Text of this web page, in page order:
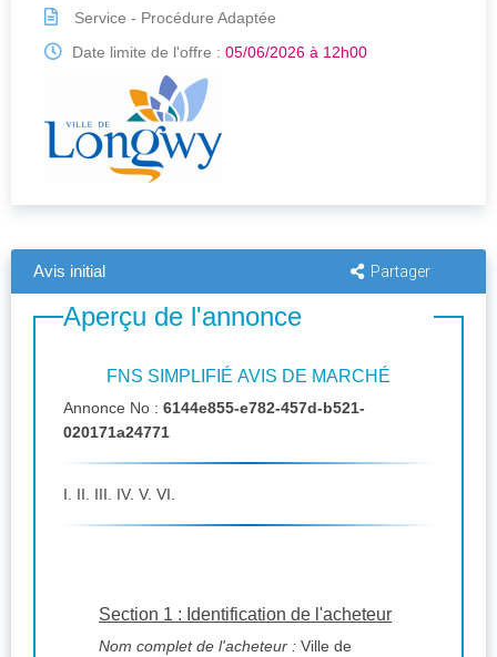
Service - Procédure Adaptée
Date limite de l'offre : 05/06/2026 à 12h00
Avis initial Partager
Aperçu de l'annonce
FNS SIMPLIFIÉ AVIS DE MARCHÉ
Annonce No : 6144e855-e782-457d-b521-
020171a24771
I. II. III. IV. V. VI.
Section 1 : Identification de l'acheteur
Nom complet de l'acheteur : Ville de